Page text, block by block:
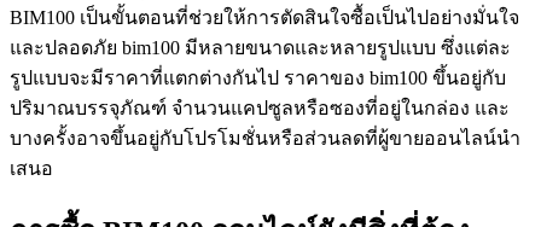
BIM100 เป็นขั้นตอนที่ช่วยให้การตัดสินใจซื้อเป็นไปอย่างมั่นใจ
และปลอดภัย bim100 มีหลายขนาดและหลายรูปแบบ ซึ่งแต่ละ
รูปแบบจะมีราคาที่แตกต่างกันไป ราคาของ bim100 ขึ้นอยู่กับ
ปริมาณบรรจุภัณฑ์ จำนวนแคปซูลหรือซองที่อยู่ในกล่อง และ
บางครั้งอาจขึ้นอยู่กับโปรโมชั่นหรือส่วนลดที่ผู้ขายออนไลน์นำ
เสนอ